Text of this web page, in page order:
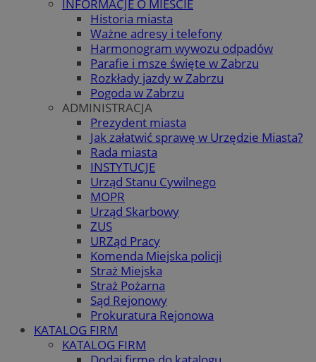
INFORMACJE O MIEŚCIE
Historia miasta
Ważne adresy i telefony
Harmonogram wywozu odpadów
Parafie i msze święte w Zabrzu
Rozkłady jazdy w Zabrzu
Pogoda w Zabrzu
ADMINISTRACJA
Prezydent miasta
Jak załatwić sprawę w Urzędzie Miasta?
Rada miasta
INSTYTUCJE
Urząd Stanu Cywilnego
MOPR
Urząd Skarbowy
ZUS
URZąd Pracy
Komenda Miejska policji
Straż Miejska
Straż Pożarna
Sąd Rejonowy
Prokuratura Rejonowa
KATALOG FIRM
KATALOG FIRM